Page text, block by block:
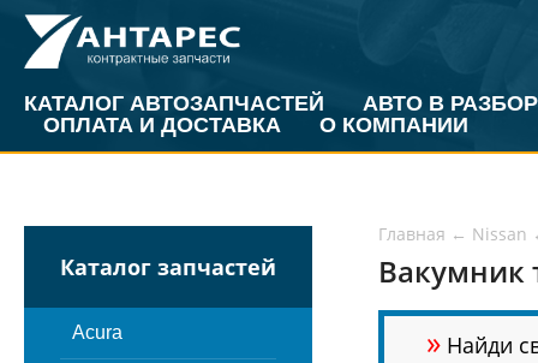
КАТАЛОГ АВТОЗАПЧАСТЕЙ
АВТО В РАЗБОР
ОПЛАТА И ДОСТАВКА
О КОМПАНИИ
Каталог запчастей
Acura
Главная ← Nissan
Вакумник
» Найди